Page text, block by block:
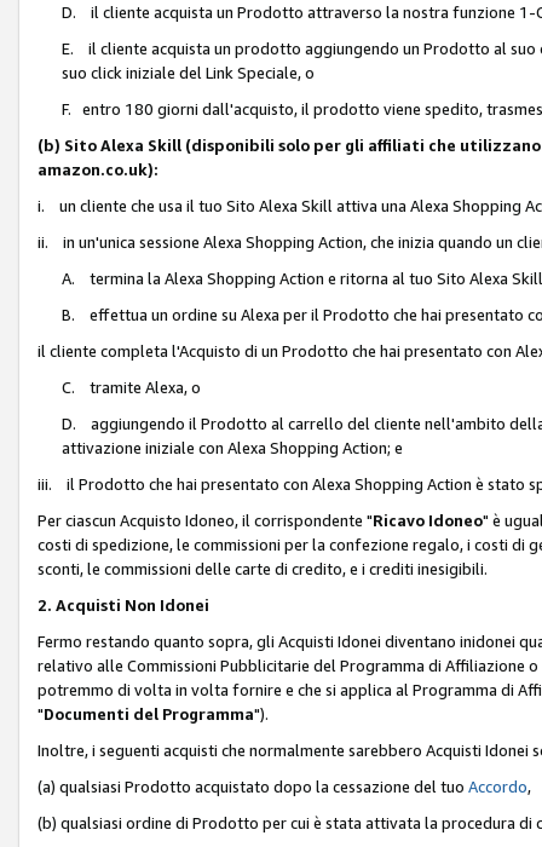
D. il cliente acquista un Prodotto attraverso la nostra funzione 1-
E. il cliente acquista un prodotto aggiungendo un Prodotto al
suo click iniziale del Link Speciale, o
F. entro 180 giorni dall'acquisto, il prodotto viene spedito,
(b) Sito Alexa Skill (disponibili solo per gli affiliati che
amazon.co.uk):
i. un cliente che usa il tuo Sito Alexa Skill attiva una Alexa Shopping
ii. in un'unica sessione Alexa Shopping Action, che inizia quando un
A. termina la Alexa Shopping Action e ritorna al tuo Sito Alexa
B. effettua un ordine su Alexa per il Prodotto che hai presentato
il cliente completa l'Acquisto di un Prodotto che hai presentato con
C. tramite Alexa, o
D. aggiungendo il Prodotto al carrello del cliente nell'ambito
attivazione iniziale con Alexa Shopping Action; e
iii. il Prodotto che hai presentato con Alexa Shopping Action è stato
Per ciascun Acquisto Idoneo, il corrispondente "Ricavo Idoneo" è
costi di spedizione, le commissioni per la confezione regalo, i costi di
sconti, le commissioni delle carte di credito, e i crediti inesigibili.
2. Acquisti Non Idonei
Fermo restando quanto sopra, gli Acquisti Idonei diventano inidonei
relativo alle Commissioni Pubblicitarie del Programma di Affiliazione
potremmo di volta in volta fornire e che si applica al Programma di
"Documenti del Programma").
Inoltre, i seguenti acquisti che normalmente sarebbero Acquisti
(a) qualsiasi Prodotto acquistato dopo la cessazione del tuo Accordo,
(b) qualsiasi ordine di Prodotto per cui è stata attivata la procedura di